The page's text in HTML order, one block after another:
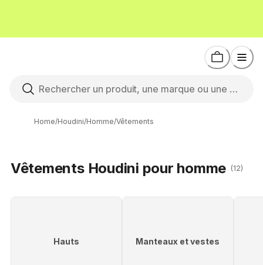
Home/Houdini/Homme/Vêtements
Vêtements Houdini pour homme (12)
Hauts Manteaux et vestes